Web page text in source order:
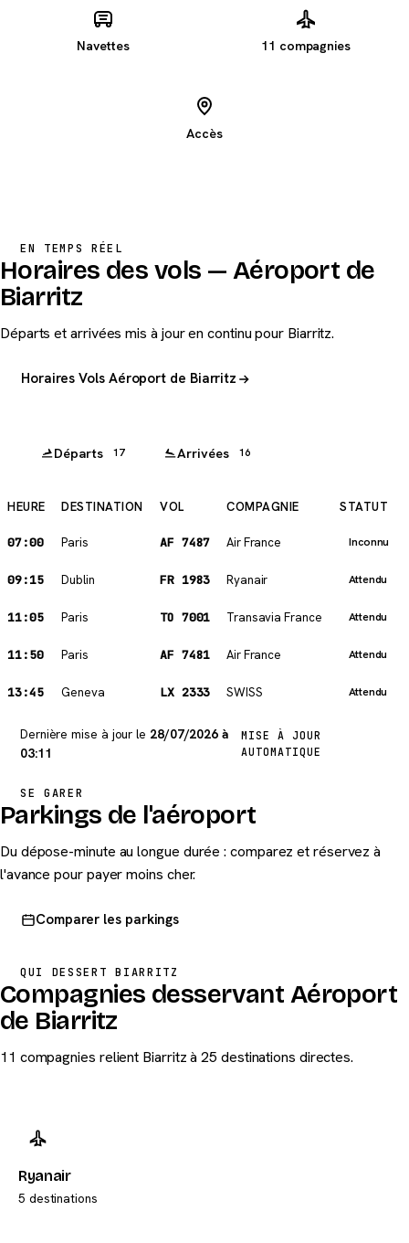
Navettes 11 compagnies
Accès
EN TEMPS RÉEL
Horaires des vols — Aéroport de
Biarritz
Départs et arrivées mis à jour en continu pour Biarritz.
Horaires Vols Aéroport de Biarritz
Départs 17 Arrivées 16
HEURE DESTINATION VOL COMPAGNIE STATUT
07:00 Paris AF 7487 Air France Inconnu
09:15 Dublin FR 1983 Ryanair Attendu
11:05 Paris TO 7001 Transavia France Attendu
11:50 Paris AF 7481 Air France Attendu
13:45 Geneva LX 2333 SWISS Attendu
Dernière mise à jour le 28/07/2026 à
03:11
MISE À JOUR
AUTOMATIQUE
SE GARER
Parkings de l'aéroport
Du dépose-minute au longue durée : comparez et réservez à
l'avance pour payer moins cher.
Comparer les parkings
QUI DESSERT BIARRITZ
Compagnies desservant Aéroport
de Biarritz
11 compagnies relient Biarritz à 25 destinations directes.
Ryanair
5 destinations